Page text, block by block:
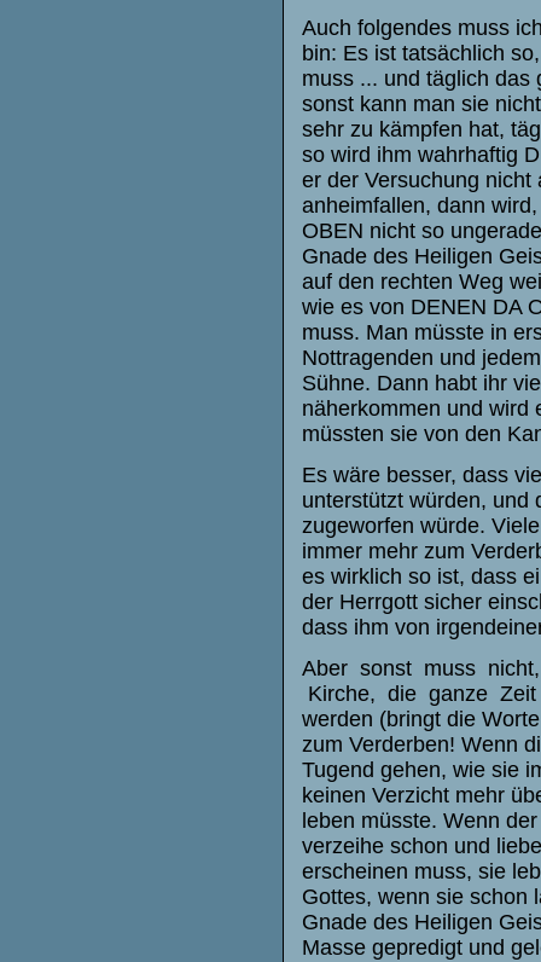
Auch folgendes muss
bin: Es ist tatsächlich
muss ... und täglich das
sonst kann man sie
sehr zu kämpfen hat,
so wird ihm wahrhaftig
er der Versuchung
anheimfallen, dann
OBEN nicht so
Gnade des Heiligen
auf den rechten Weg
wie es von DENEN DA
muss. Man müsste in
Nottragenden und
Sühne. Dann habt ihr
näherkommen und wird
müssten sie von den
Es wäre besser, dass
unterstützt würden, und
zugeworfen würde.
immer mehr zum
es wirklich so ist, dass
der Herrgott sicher
dass ihm von
Aber sonst muss
Kirche, die ganze Zeit
werden (bringt die
zum Verderben! Wenn
Tugend gehen, wie sie
keinen Verzicht mehr
leben müsste. Wenn
verzeihe schon und
erscheinen muss, sie
Gottes, wenn sie schon
Gnade des Heiligen
Masse gepredigt und